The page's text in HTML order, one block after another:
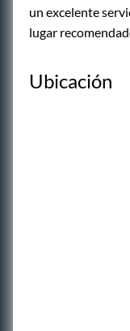
un excelente
lugar
Ubicación